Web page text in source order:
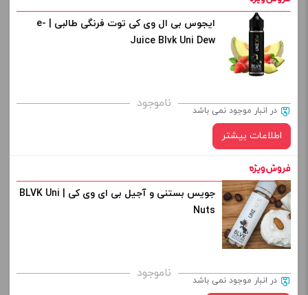
نیکوتین:
برای فعال شدن سبد خرید و نمایش قیمت ، گزینه های محصول را
از کادر بالا انتخاب کنید.
+
افزودن به سبد خرید
ایجوس بی ال وی کی توت فرنگی طالبی | e-
Juice Blvk Uni Dew
ناموجود در انبار موجود نمی باشد
اطلاعات بیشتر
جویس بستنی و آجیل بی ای وی کی | BLVK Uni
Nuts
ناموجود در انبار موجود نمی باشد